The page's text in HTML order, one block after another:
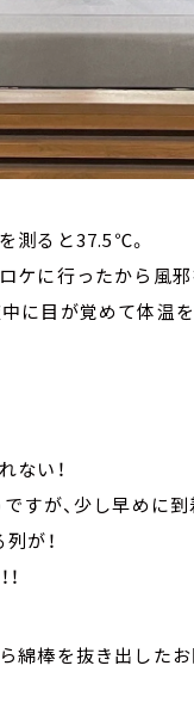
測ると37.5℃。
ケに行ったから風邪
に目が覚めて体温を
ない！
すが、少し早めに
が！
棒を抜き出したお